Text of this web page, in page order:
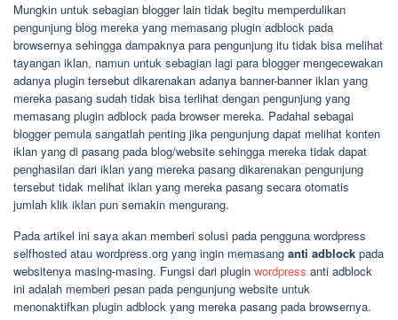
Mungkin untuk sebagian blogger lain tidak begitu memperdulikan
pengunjung blog mereka yang memasang plugin adblock pada
browsernya sehingga dampaknya para pengunjung itu tidak bisa melihat
tayangan iklan, namun untuk sebagian lagi para blogger mengecewakan
adanya plugin tersebut dikarenakan adanya banner-banner iklan yang
mereka pasang sudah tidak bisa terlihat dengan pengunjung yang
memasang plugin adblock pada browser mereka. Padahal sebagai
blogger pemula sangatlah penting jika pengunjung dapat melihat konten
iklan yang di pasang pada blog/website sehingga mereka tidak dapat
penghasilan dari iklan yang mereka pasang dikarenakan pengunjung
tersebut tidak melihat iklan yang mereka pasang secara otomatis
jumlah klik iklan pun semakin mengurang.
Pada artikel ini saya akan memberi solusi pada pengguna wordpress
selfhosted atau wordpress.org yang ingin memasang anti adblock pada
websitenya masing-masing. Fungsi dari plugin wordpress anti adblock
ini adalah memberi pesan pada pengunjung website untuk
menonaktifkan plugin adblock yang mereka pasang pada browsernya.